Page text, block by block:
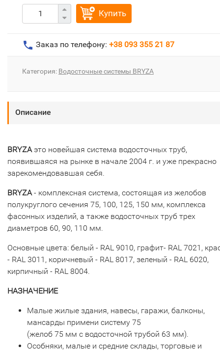
Купить
Заказ по телефону: +38 093 355 21 87
Категория: Водосточные системы BRYZA
Описание
BRYZA это новейшая система водосточных труб,
появившаяся на рынке в начале 2004 г. и уже прекрасно
зарекомендовавшая себя.
BRYZA - комплексная система, состоящая из желобов
полукруглого сечения 75, 100, 125, 150 мм, комплекса
фасонных изделий, а также водосточных труб трех
диаметров 60, 90, 110 мм.
Основные цвета: белый - RAL 9010, графит- RAL 7021,
- RAL 3011, коричневый - RAL 8017, зеленый - RAL 6020,
кирпичный - RAL 8004.
НАЗНАЧЕНИЕ
Малые жилые здания, навесы, гаражи, балконы,
мансарды примени систему 75
(желоб 75 мм с водосточной трубой 63 мм).
Особняки, малые и средние склады, торговые и